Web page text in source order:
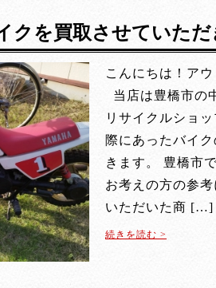
クを買取させていただ
こんにちは！ア
当店は豊橋市の
リサイクルショ
際にあったバイ
きます。 豊橋市
お考えの方の参
いただいた商 […]
続きを読む >